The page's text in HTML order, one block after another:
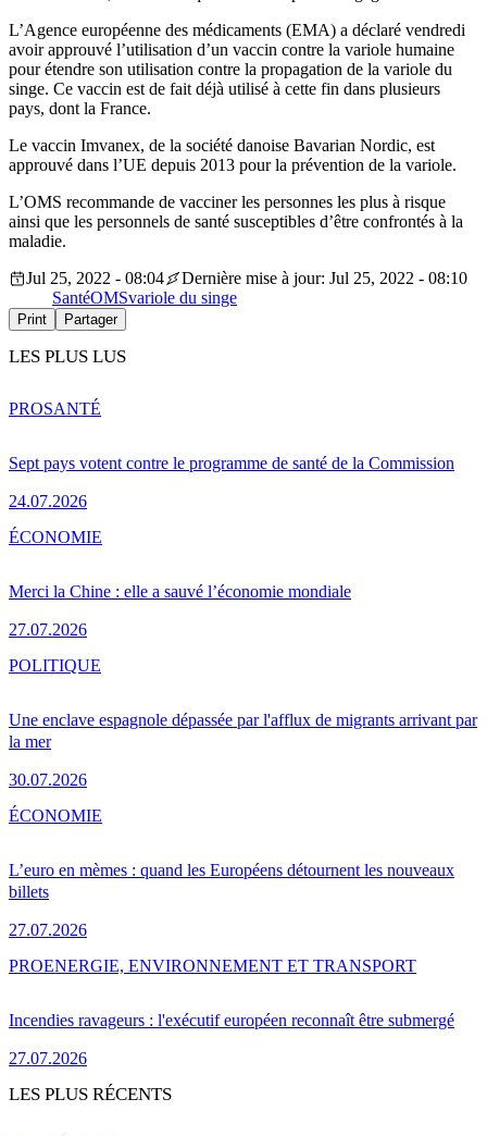
L’Agence européenne des médicaments (EMA) a déclaré vendredi
avoir approuvé l’utilisation d’un vaccin contre la variole humaine
pour étendre son utilisation contre la propagation de la variole du
singe. Ce vaccin est de fait déjà utilisé à cette fin dans plusieurs
pays, dont la France.
Le vaccin Imvanex, de la société danoise Bavarian Nordic, est
approuvé dans l’UE depuis 2013 pour la prévention de la variole.
L’OMS recommande de vacciner les personnes les plus à risque
ainsi que les personnels de santé susceptibles d’être confrontés à la
maladie.
Jul 25, 2022 - 08:04
Dernière mise à jour: Jul 25, 2022 - 08:10
SantéOMSvariole du singe
Print Partager
LES PLUS LUS
Sept pays votent contre le programme de santé de la Commission
24.07.2026
PROSANTÉ
Merci la Chine : elle a sauvé l’économie mondiale
27.07.2026
ÉCONOMIE
Une enclave espagnole dépassée par l'afflux de migrants arrivant par
la mer
30.07.2026
POLITIQUE
L’euro en mèmes : quand les Européens détournent les nouveaux
billets
27.07.2026
ÉCONOMIE
Incendies ravageurs : l'exécutif européen reconnaît être submergé
27.07.2026
PROENERGIE, ENVIRONNEMENT ET TRANSPORT
LES PLUS RÉCENTS